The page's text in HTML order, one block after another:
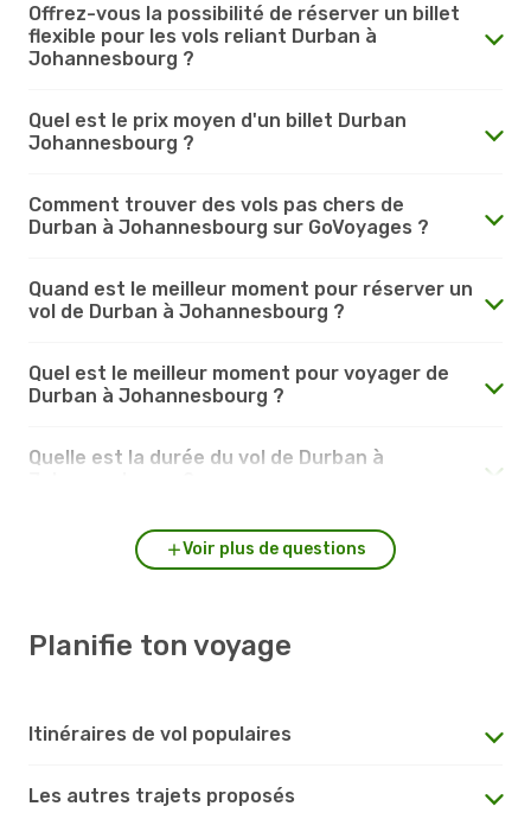
Offrez-vous la possibilité de réserver un billet
flexible pour les vols reliant Durban à
Johannesbourg ?
Quel est le prix moyen d'un billet Durban
Johannesbourg ?
Comment trouver des vols pas chers de
Durban à Johannesbourg sur GoVoyages ?
Quand est le meilleur moment pour réserver un
vol de Durban à Johannesbourg ?
Quel est le meilleur moment pour voyager de
Durban à Johannesbourg ?
Quelle est la durée du vol de Durban à
Voir plus de questions
Planifie ton voyage
Itinéraires de vol populaires
Les autres trajets proposés